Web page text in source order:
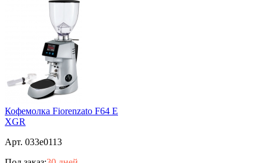
Кофемолка Fiorenzato F64 E
XGR
Арт. 033e0113